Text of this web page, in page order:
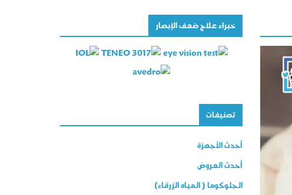
خبراء علاج ضعف الإبصار
تصنيفات
أحدث الأجهزة
أحدث العروض
الجلوكوما ( المياه الزرقاء)